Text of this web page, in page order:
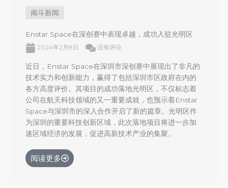
南斗新闻
Enstar Space在深创赛中表现卓越，成功入驻光明区
2024年2月8日 没有评论
近日，Enstar Space在深圳市深创赛中展现出了非凡的
技术实力和创新能力，赢得了包括深圳市区政府在内的
各方高度评价。其项目的成功落地光明区，不仅标志着
公司在航天科技领域的又一重要成就，也预示着Enstar
Space与深圳市的深入合作开启了新的篇章。光明区作
为深圳的重要科技创新区域，此次落地项目将进一步加
速区域经济的发展，促进高新技术产业的集聚。
阅读更多